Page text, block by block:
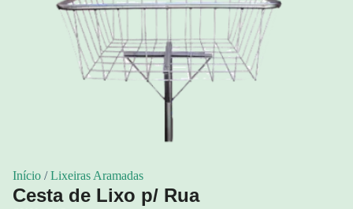
Início /Lixeiras Aramadas
Cesta de Lixo p/ Rua